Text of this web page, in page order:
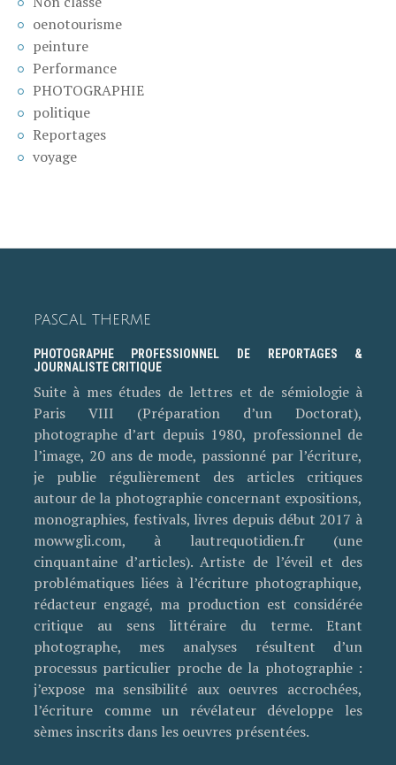
oenotourisme
peinture
Performance
PHOTOGRAPHIE
politique
Reportages
voyage
PASCAL THERME
PHOTOGRAPHE PROFESSIONNEL DE REPORTAGES &
JOURNALISTE CRITIQUE
Suite à mes études de lettres et de sémiologie à
Paris VIII (Préparation d’un Doctorat),
photographe d’art depuis 1980, professionnel de
l’image, 20 ans de mode, passionné par l’écriture,
je publie régulièrement des articles critiques
autour de la photographie concernant expositions,
monographies, festivals, livres depuis début 2017 à
mowwgli.com, à lautrequotidien.fr (une
cinquantaine d’articles). Artiste de l’éveil et des
problématiques liées à l’écriture photographique,
rédacteur engagé, ma production est considérée
critique au sens littéraire du terme. Etant
photographe, mes analyses résultent d’un
processus particulier proche de la photographie :
j’expose ma sensibilité aux oeuvres accrochées,
l’écriture comme un révélateur développe les
sèmes inscrits dans les oeuvres présentées.